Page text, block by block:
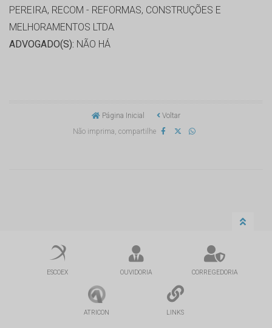
PEREIRA, RECOM - REFORMAS, CONSTRUÇÕES E
MELHORAMENTOS LTDA
ADVOGADO(S): NÃO HÁ
Página Inicial
Voltar
Não imprima, compartilhe
ESCOEX OUVIDORIA CORREGEDORIA
ATRICON LINKS